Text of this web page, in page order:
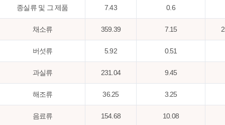
종실류 및 그 제품 7.43 0.6
채소류 359.39 7.15
버섯류 5.92 0.51
과실류 231.04 9.45
해조류 36.25 3.25
음료류 154.68 10.08